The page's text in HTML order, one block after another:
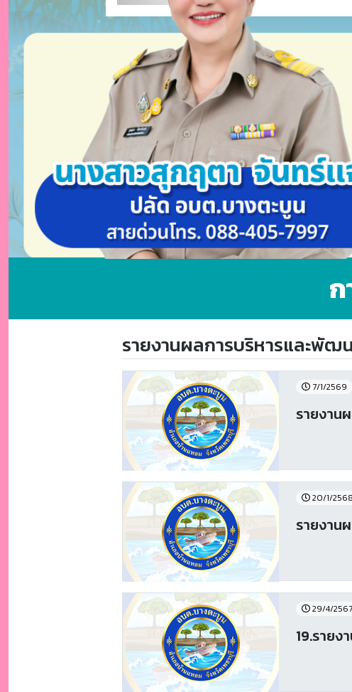
รายงานผลการบริหารและพัฒ
7/1/2569
รายงาน
20/1/2568
รายงาน
29/4/2567
19.ราย